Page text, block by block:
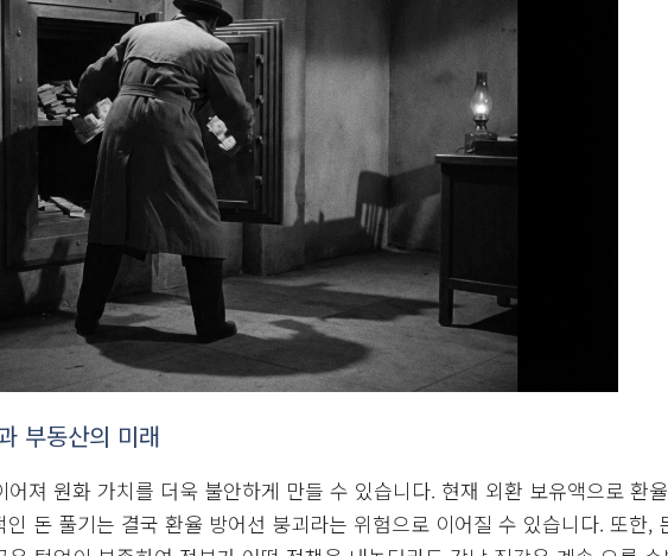
효과와 도덕적 해이
만을 야기하는 것이 아닙니다. 특히 부동산 PF(프로젝트 파이낸싱) 대출 부실 문
Effect)’ 혹은 ‘좀비 효과(Zombie Effect)’라는 심각한 부작용을 낳고 있습
을 풀어 억지로 살려내면서, 마땅히 정리되어야 할 좀비 기업들이 연명하는 상
‘한국은행이 결국 막아줄 것’이라는 도덕적 해이를 심어주고, 부실 채권을 제
의 건전성을 장기적으로 훼손하고 있습니다. 2020년 둔촌 주공 아파트 재건축
는 구조 조정을 통해 부실을 정리할 황금 같은 기회를 놓쳤습니다. 그 결과, 당
년 동안 누적되어 이제는 톡 건드리면 무너질 정도의 시한폭탄이 되어 버렸습니
언젠가 금리 인하로 이어져 상황이 나아질 것이라는 ‘희망 고문’ 속에 버티다